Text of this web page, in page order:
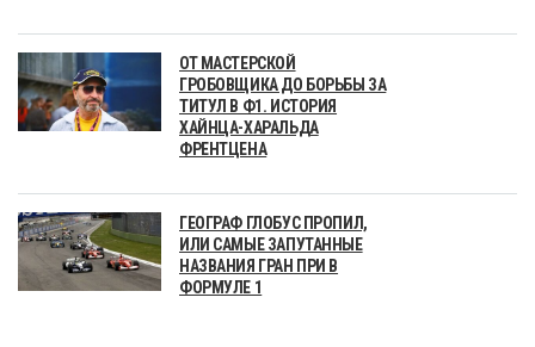
ОТ МАСТЕРСКОЙ
ГРОБОВЩИКА ДО БОРЬБЫ ЗА
ТИТУЛ В Ф1. ИСТОРИЯ
ХАЙНЦА-ХАРАЛЬДА
ФРЕНТЦЕНА
ГЕОГРАФ ГЛОБУС ПРОПИЛ,
ИЛИ САМЫЕ ЗАПУТАННЫЕ
НАЗВАНИЯ ГРАН ПРИ В
ФОРМУЛЕ 1